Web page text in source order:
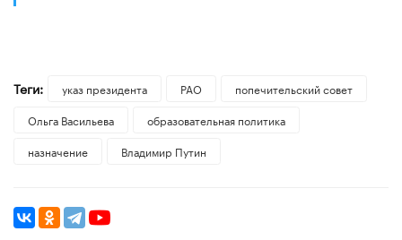
Теги: указ президента РАО
попечительский совет
Ольга Васильева
образовательная политика
назначение
Владимир Путин